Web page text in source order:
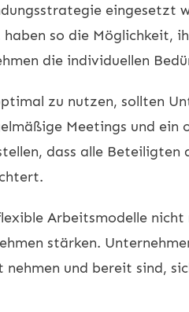
eingesetzt
so die Möglichkeit,
die individuellen
zu nutzen, sollten
Meetings und ein
dass alle
Arbeitsmodelle nicht
stärken.
und bereit sind,